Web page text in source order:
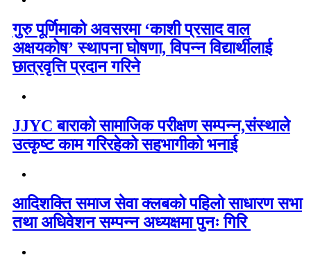
गुरु पूर्णिमाको अवसरमा ‘काशी प्रसाद वाल
अक्षयकोष’ स्थापना घोषणा, विपन्न विद्यार्थीलाई
छात्रवृत्ति प्रदान गरिने
JJYC बाराको सामाजिक परीक्षण सम्पन्न,संस्थाले
उत्कृष्ट काम गरिरहेको सहभागीको भनाई
आदिशक्ति समाज सेवा क्लबको पहिलो साधारण सभा
तथा अधिवेशन सम्पन्न अध्यक्षमा पुनः गिरि